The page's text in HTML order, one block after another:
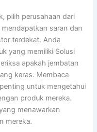
pilih perusahaan dari
saran dan
terdekat. Anda
yang memiliki Solusi
apakah jembatan
keras. Membaca
untuk mengetahui
produk mereka.
menawarkan
mereka.